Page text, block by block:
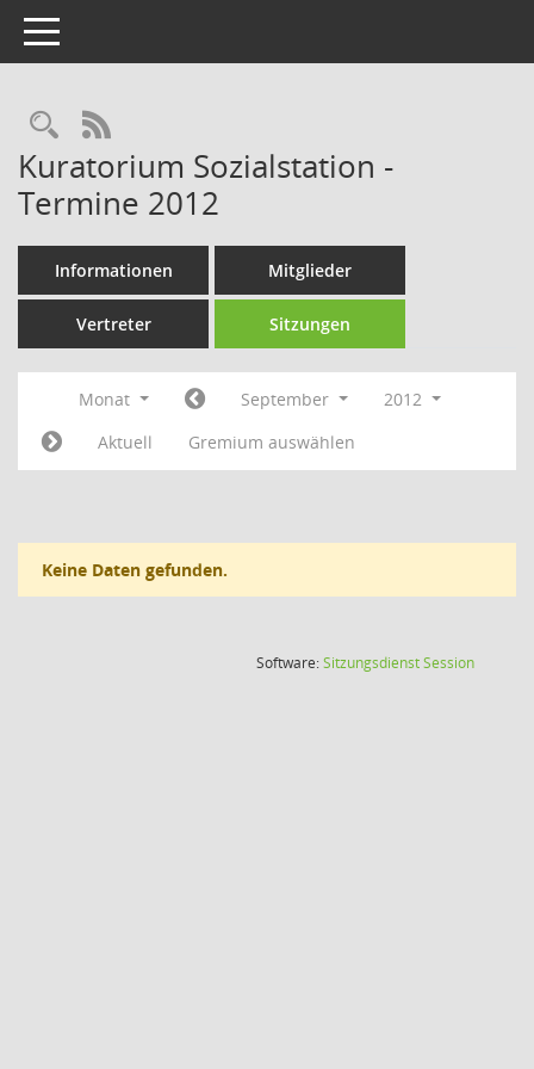
Toggle navigation
Rechercheauswahl
RSS-Feed
Kuratorium Sozialstation -
Termine 2012
Informationen Mitglieder
Vertreter Sitzungen
Monat September
2012
Aktuell
Gremium auswählen
Keine Daten gefunden.
Software:SitzungsdienstSession(Wird in